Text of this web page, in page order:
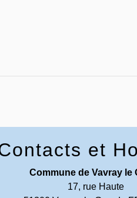
et
Commune de Vavray le
17, rue Haute